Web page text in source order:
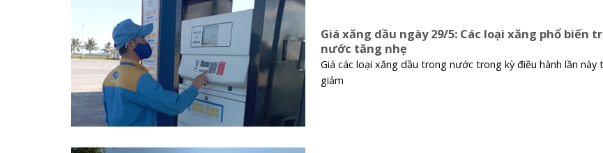
Giá xăng dầu ngày 29/5: Các loại xăng phổ biến
nước tăng nhẹ
Giá các loại xăng dầu trong nước trong kỳ điều hành lần này
giảm